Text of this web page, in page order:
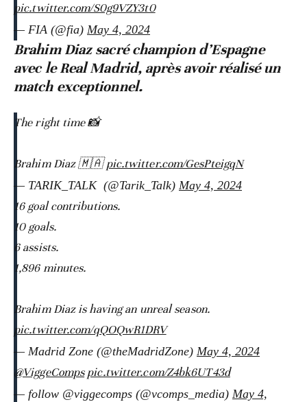
pic.twitter.com/S0g9VZY3t0
— FIA (@fia) May 4, 2024
Brahim Diaz sacré champion d’Espagne
avec le Real Madrid, après avoir réalisé un
match exceptionnel.
The right time 📸
Brahim Diaz 🇲🇦pic.twitter.com/GesPteigqN
— TARIK_TALK ‏ (@Tarik_Talk) May 4, 2024
16 goal contributions.
10 goals.
6 assists.
1,896 minutes.
Brahim Diaz is having an unreal season.
pic.twitter.com/qQOQwR1DRV
— Madrid Zone (@theMadridZone) May 4, 2024
@ViggeComps pic.twitter.com/Z4bk6UT43d
— follow @viggecomps (@vcomps_media) May 4,